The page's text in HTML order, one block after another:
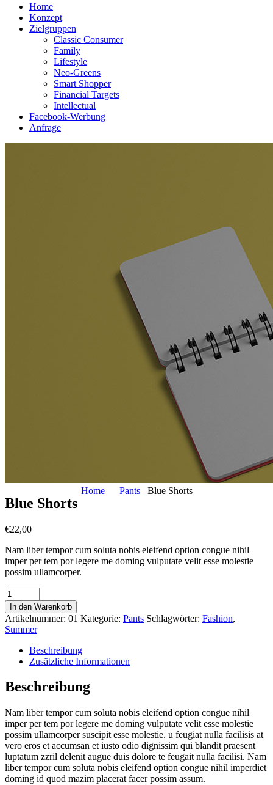
Home
Konzept
Zielgruppen
Classic Consumer
Family
Lifestyle
Neo-Greens
Smart Shopper
Financial Targets
Intellectual
Facebook-Werbung
Anfrage
Home Pants Blue Shorts
Blue Shorts
€22,00
Nam liber tempor cum soluta nobis eleifend option congue nihil
imper per tem por legere me doming vulputate velit esse molestie
possim ullamcorper.
In den Warenkorb
Artikelnummer: 01 Kategorie: Pants Schlagwörter: Fashion,
Summer
Beschreibung
Zusätzliche Informationen
Beschreibung
Nam liber tempor cum soluta nobis eleifend option congue nihil
imper per tem por legere me doming vulputate velit esse molestie
possim ullamcorper suscipit esse molestie. u feugiat nulla facilisis at
vero eros et accumsan et iusto odio dignissim qui blandit praesent
luptatum zzril delenit augue duis dolore te feugait nulla facilisi. Nam
liber tempor cum soluta nobis eleifend option congue nihil imperdiet
doming id quod mazim placerat facer possim assum.